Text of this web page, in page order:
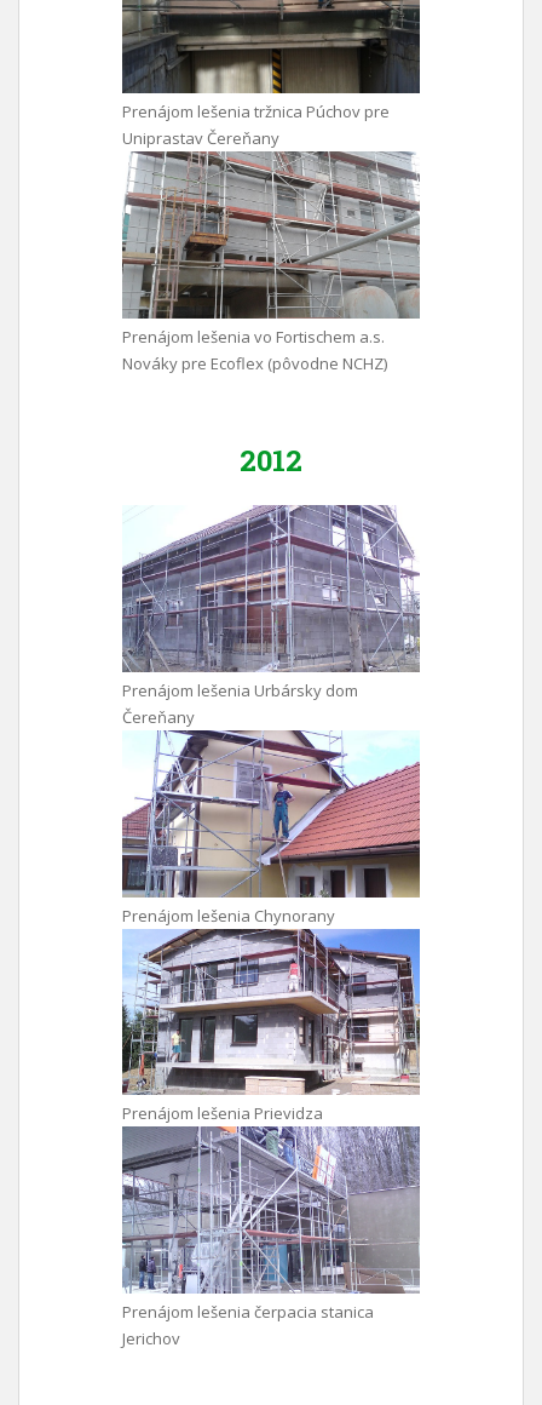
Prenájom lešenia tržnica Púchov pre
Uniprastav Čereňany
Prenájom lešenia vo Fortischem a.s.
Nováky pre Ecoflex (pôvodne NCHZ)
2012
Prenájom lešenia Urbársky dom
Čereňany
Prenájom lešenia Chynorany
Prenájom lešenia Prievidza
Prenájom lešenia čerpacia stanica
Jerichov